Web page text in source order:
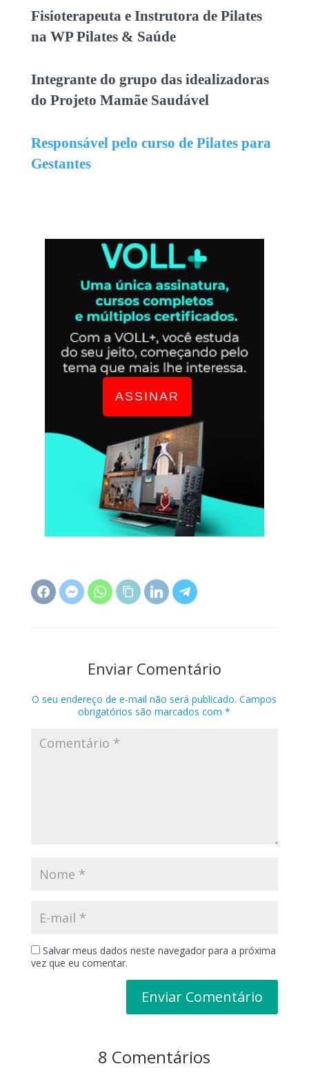
Fisioterapeuta e Instrutora de Pilates
na WP Pilates & Saúde
Integrante do grupo das idealizadoras
do Projeto Mamãe Saudável
Responsável pelo curso de Pilates para
Gestantes
ASSINAR
Enviar Comentário
O seu endereço de e-mail não será publicado. Campos
obrigatórios são marcados com*
Salvar meus dados neste navegador para a próxima
vez que eu comentar.
8 Comentários